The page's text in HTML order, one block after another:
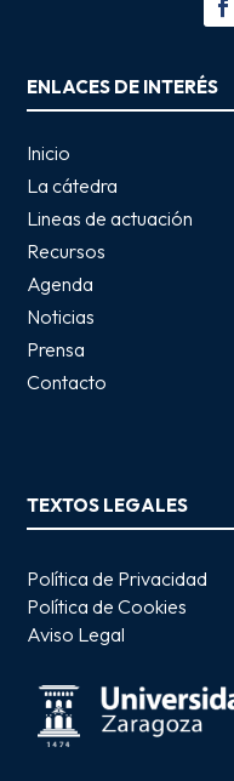
ENLACES DE INTERÉS
Inicio
La cátedra
Lineas de actuación
Recursos
Agenda
Noticias
Prensa
Contacto
TEXTOS LEGALES
Política de Privacidad
Política de Cookies
Aviso Legal